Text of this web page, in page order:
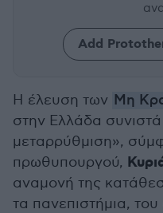
Add
Η έλευση των Μη
στην Ελλάδα συνιστά
μεταρρύθμιση»,
πρωθυπουργού,
αναμονή της
τα πανεπιστήμια,